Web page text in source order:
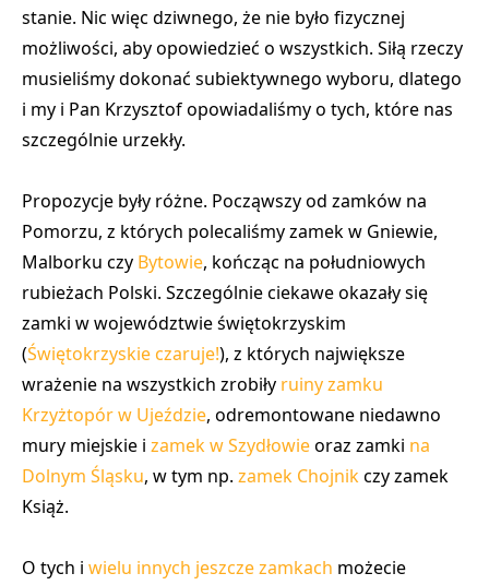
stanie. Nic więc dziwnego, że nie było fizycznej
możliwości, aby opowiedzieć o wszystkich. Siłą rzeczy
musieliśmy dokonać subiektywnego wyboru, dlatego
i my i Pan Krzysztof opowiadaliśmy o tych, które nas
szczególnie urzekły.
Propozycje były różne. Począwszy od zamków na
Pomorzu, z których polecaliśmy zamek w Gniewie,
Malborku czy Bytowie, kończąc na południowych
rubieżach Polski. Szczególnie ciekawe okazały się
zamki w województwie świętokrzyskim
(Świętokrzyskie czaruje!), z których największe
wrażenie na wszystkich zrobiły ruiny zamku
Krzyżtopór w Ujeździe, odremontowane niedawno
mury miejskie i zamek w Szydłowieoraz zamki na
Dolnym Śląsku, w tym np. zamek Chojnikczy zamek
Książ.
O tych i wielu innych jeszcze zamkach możecie